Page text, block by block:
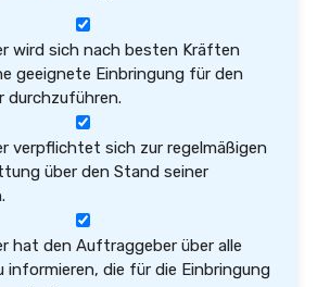
wird sich nach besten Kräften
geeignete Einbringung für den
durchzuführen.
verpflichtet sich zur regelmäßigen
über den Stand seiner
hat den Auftraggeber über alle
informieren, die für die Einbringung